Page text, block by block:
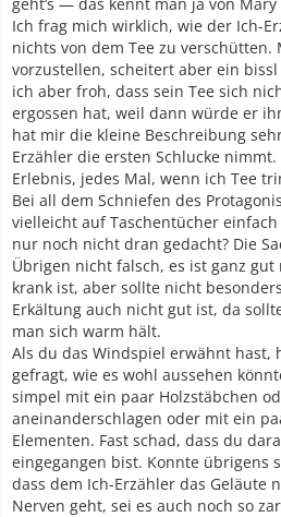
Ich frag mich wirklich, wie der Ich-
nichts von dem Tee zu
vorzustellen, scheitert aber ein
ich aber froh, dass sein Tee sich
ergossen hat, weil dann würde er
hat mir die kleine Beschreibung
Erzähler die ersten Schlucke
Erlebnis, jedes Mal, wenn ich Tee
Bei all dem Schniefen des
vielleicht auf Taschentücher
nur noch nicht dran gedacht? Die
Übrigen nicht falsch, es ist ganz
krank ist, aber sollte nicht
Erkältung auch nicht gut ist, da
man sich warm hält.
Als du das Windspiel erwähnt hast,
gefragt, wie es wohl aussehen
simpel mit ein paar Holzstäbchen
aneinanderschlagen oder mit ein
Elementen. Fast schad, dass du
eingegangen bist. Konnte übrigens
dass dem Ich-Erzähler das Geläute
Nerven geht, sei es auch noch so